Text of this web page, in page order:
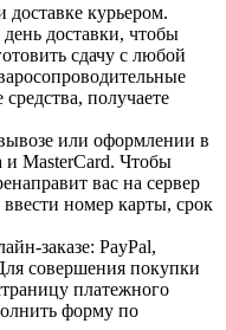
курьером.
доставки, чтобы
сдачу с любой
получаете
или оформлении в
и MasterCard. Чтобы
вас на сервер
номер карты, срок
заказе: PayPal,
совершения покупки
платежного
форму по